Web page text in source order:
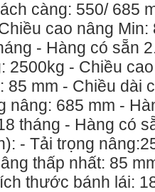
càng: 550/ 685
cao nâng Min:
- Hàng có sẵn
2500kg - Chiều
85 mm - Chiều dài
nâng: 685 mm -
tháng - Hàng có
- Tải trọng
thấp nhất: 85
thước bánh lái: